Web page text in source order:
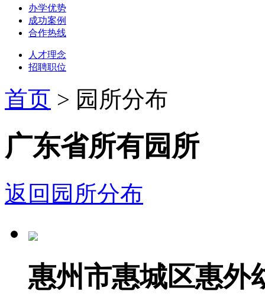
办学优势
成功案例
合作热线
人才理念
招聘职位
首页 > 园所分布
广东省所有园所
返回园所分布
惠州市惠城区惠外